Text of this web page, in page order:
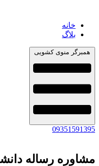
خانه
بلاگ
همبرگر منوی کشویی
09351591395
مشاوره رساله